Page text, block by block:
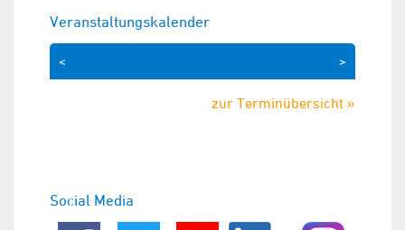
Veranstaltungskalender
>
<
zur Terminübersicht »
Social Media